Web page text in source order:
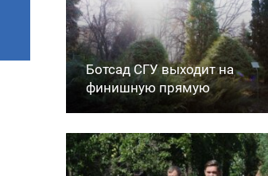
Ботсад СГУ выходит на
финишную прямую